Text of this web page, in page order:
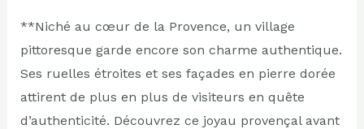
**Niché au cœur de la Provence, un village
pittoresque garde encore son charme authentique.
Ses ruelles étroites et ses façades en pierre dorée
attirent de plus en plus de visiteurs en quête
d’authenticité. Découvrez ce joyau provençal avant